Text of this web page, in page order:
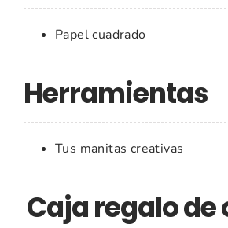
Papel cuadrado
Herramientas
Tus manitas creativas
Caja regalo